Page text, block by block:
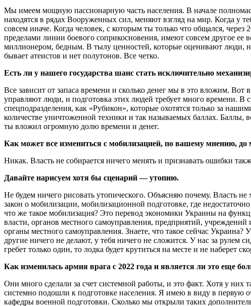
Мы имеем мощную пассионарную часть населения. В начале
находятся в рядах Вооруженных сил, меняют взгляд на мир. Когда у
совсем иначе. Когда человек, с которым ты только что общался,
пределами линии боевого соприкосновения, имеют совсем другое
миллионером, бедным. В тылу ценностей, которые оценивают люди,
бывает атеистов и нет полутонов. Все четко.
Есть ли у нашего государства шанс стать исключительно
Все зависит от запаса времени и сколько денег мы в это вложим.
управляют люди, и подготовка этих людей требует много времени. В
спецподразделения, как «Рубикон», которые охотятся только за
количестве уничтоженной техники и так называемых баллах. Баллы,
ты вложил огромную долю времени и денег.
Как может все измениться с мобилизацией, по вашему мнению, до
Никак. Власть не собирается ничего менять и признавать ошибки
Давайте нарисуем хотя бы сценарий — утопию.
Не будем ничего рисовать утопического. Объясняю почему. Власть
закон о мобилизации, мобилизационной подготовке, где
что же такое мобилизация? Это перевод экономики Украины на
власти, органов местного самоуправления, предприятий,
органы местного самоуправления. Знаете, что такое сейчас
другие ничего не делают, у тебя ничего не сложится. У нас за рулем
гребет только один, то лодка будет крутиться на месте и не наберет
Как изменилась армия врага с 2022 года и является ли это еще
Они много сделали за счет системной работы, и это факт. Хотя у
системно подошли к подготовке населения. Я имею в виду в первую
кафедры военной подготовки. Сколько мы открыли таких